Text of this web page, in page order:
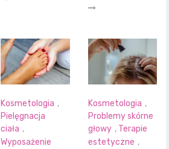
Kosmetologia ,
Pielęgnacja
ciała ,
Wyposażenie
Kosmetologia ,
Problemy skórne
głowy , Terapie
estetyczne ,